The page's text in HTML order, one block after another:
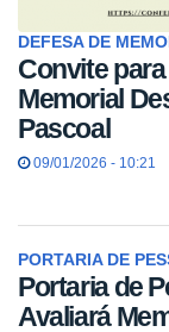
DEFESA DE
Convite
Memorial
Pascoal
09/01/2026 - 10:21
PORTARIA DE
Portaria de
Avaliará